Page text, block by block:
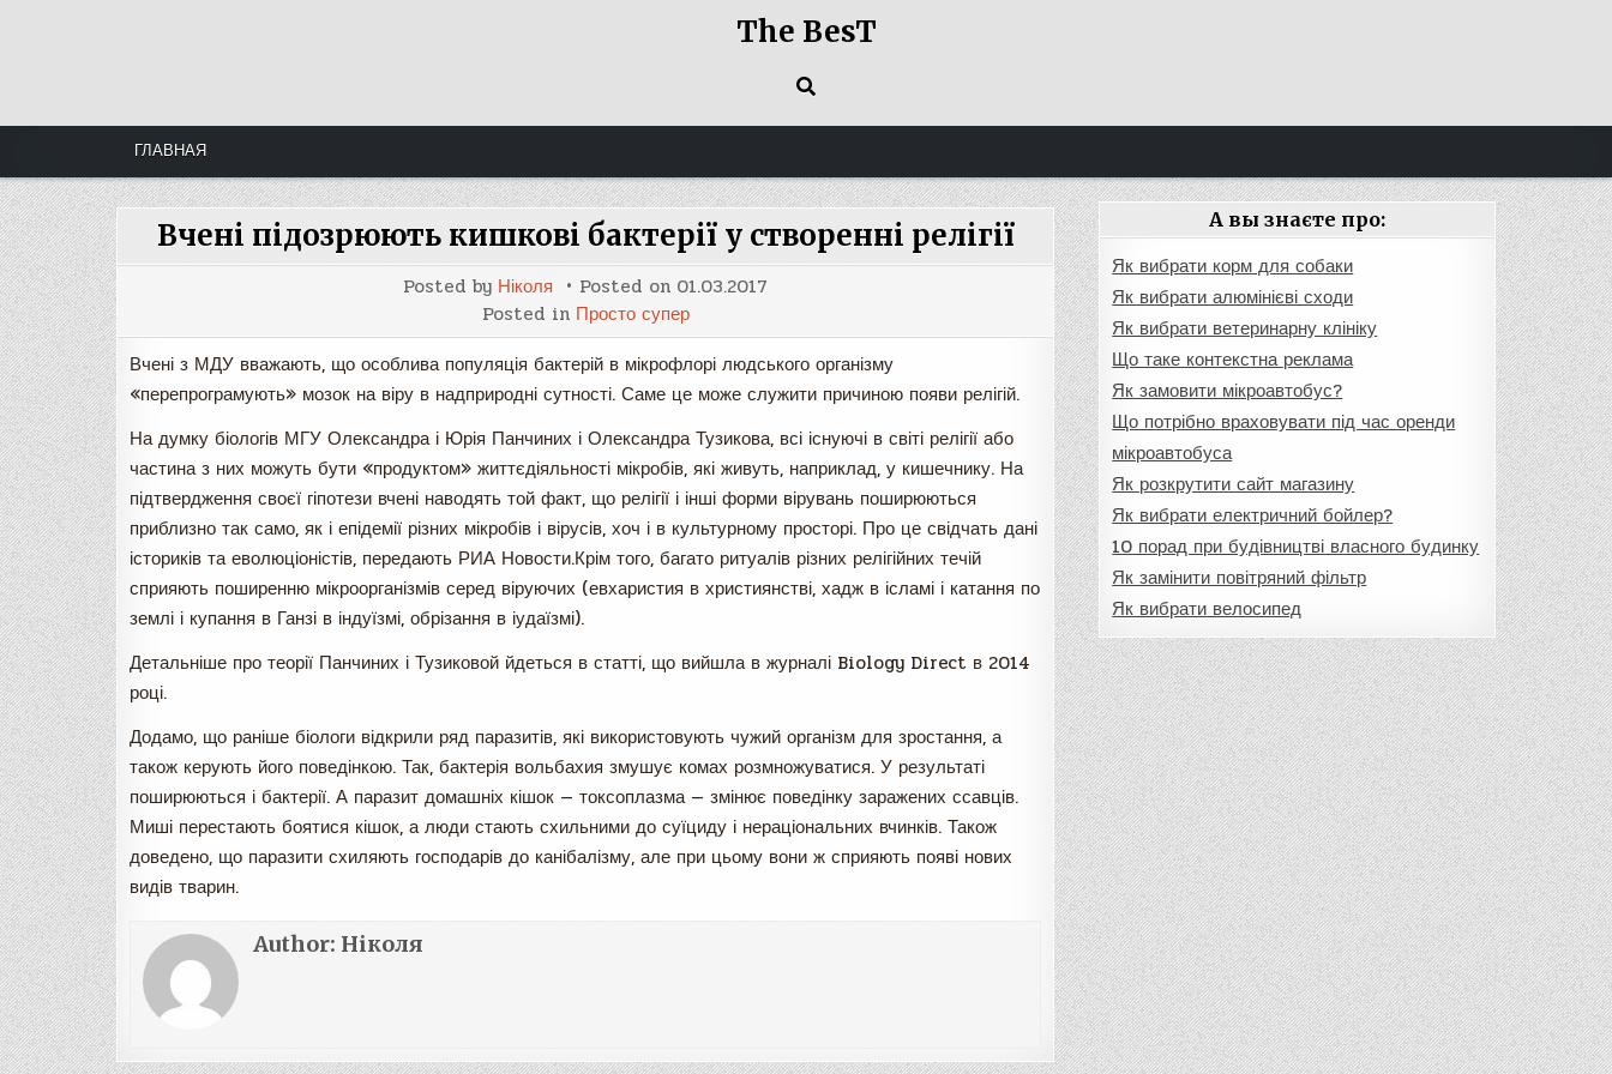
The BesT
ГЛАВНАЯ
Вчені підозрюють кишкові бактерії у створенні релігії
Posted by Ніколя Posted on 01.03.2017
Posted in Просто супер
Вчені з МДУ вважають, що особлива популяція бактерій в мікрофлорі людського організму
«перепрограмують» мозок на віру в надприродні сутності. Саме це може служити причиною появи релігій.
На думку біологів МГУ Олександра і Юрія Панчиних і Олександра Тузикова, всі існуючі в світі релігії або
частина з них можуть бути «продуктом» життєдіяльності мікробів, які живуть, наприклад, у кишечнику. На
підтвердження своєї гіпотези вчені наводять той факт, що релігії і інші форми вірувань поширюються
приблизно так само, як і епідемії різних мікробів і вірусів, хоч і в культурному просторі. Про це свідчать дані
істориків та еволюціоністів, передають РИА Новости.Крім того, багато ритуалів різних релігійних течій
сприяють поширенню мікроорганізмів серед віруючих (евхаристия в християнстві, хадж в ісламі і катання по
землі і купання в Ганзі в індуїзмі, обрізання в іудаїзмі).
Детальніше про теорії Панчиних і Тузиковой йдеться в статті, що вийшла в журналі Biology Direct в 2014
році.
Додамо, що раніше біологи відкрили ряд паразитів, які використовують чужий організм для зростання, а
також керують його поведінкою. Так, бактерія вольбахия змушує комах розмножуватися. У результаті
поширюються і бактерії. А паразит домашніх кішок — токсоплазма — змінює поведінку заражених ссавців.
Миші перестають боятися кішок, а люди стають схильними до суїциду і нераціональних вчинків. Також
доведено, що паразити схиляють господарів до канібалізму, але при цьому вони ж сприяють появі нових
видів тварин.
Author: Ніколя
А вы знаєте про:
Як вибрати корм для собаки
Як вибрати алюмінієві сходи
Як вибрати ветеринарну клініку
Що таке контекстна реклама
Як замовити мікроавтобус?
Що потрібно враховувати під час оренди
мікроавтобуса
Як розкрутити сайт магазину
Як вибрати електричний бойлер?
10 порад при будівництві власного будинку
Як замінити повітряний фільтр
Як вибрати велосипед